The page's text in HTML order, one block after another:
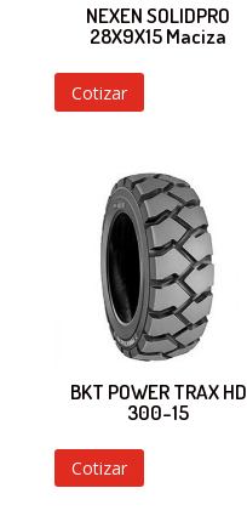
NEXEN SOLIDPRO
28X9X15 Maciza
Cotizar
BKT POWER TRAX HD
300-15
Cotizar